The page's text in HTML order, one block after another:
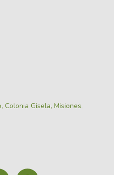
Colonia Gisela, Misiones,